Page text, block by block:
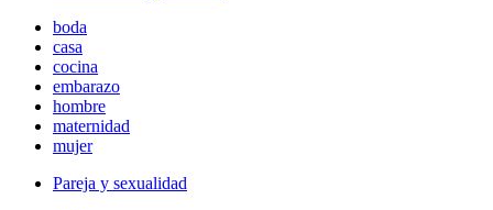
boda
casa
cocina
embarazo
hombre
maternidad
mujer
Pareja y sexualidad